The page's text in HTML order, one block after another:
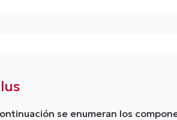
se enumeran los